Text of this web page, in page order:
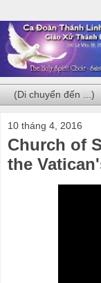
10 tháng 4, 2016
Church of
the